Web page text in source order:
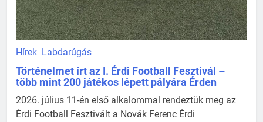
Hírek Labdarúgás
Történelmet írt az I. Érdi Football Fesztivál –
több mint 200 játékos lépett pályára Érden
2026. július 11-én első alkalommal rendeztük meg az
Érdi Football Fesztivált a Novák Ferenc Érdi